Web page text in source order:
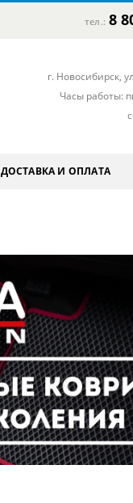
тел.: 8
г. Новосибирск,
Часы работы:
ДОСТАВКА И ОПЛАТА